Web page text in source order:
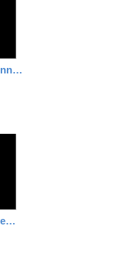
Video explicativo infografía innovación-Emilio Mota
Evidencia Fundamental. Sistema de gestión de aprendizaje